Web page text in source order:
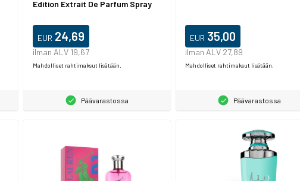
Edition Extrait De Parfum Spray
EUR 24,69
ilman ALV 19,67
Mahdolliset rahtimaksut lisätään.
Päävarastossa
EUR 35,00
ilman ALV 27,89
Mahdolliset rahtimaksut lisätään.
Päävarastossa